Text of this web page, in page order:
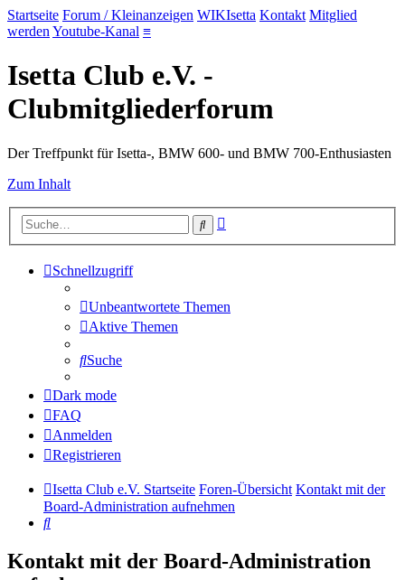
Startseite Forum / Kleinanzeigen WIKIsetta Kontakt Mitglied
werden Youtube-Kanal ≡
Isetta Club e.V. -
Clubmitgliederforum
Der Treffpunkt für Isetta-, BMW 600- und BMW 700-Enthusiasten
Zum Inhalt
Suche
Schnellzugriff
Unbeantwortete Themen
Aktive Themen
Suche
Dark mode
FAQ
Anmelden
Registrieren
Isetta Club e.V. Startseite Foren-Übersicht Kontakt mit der
Board-Administration aufnehmen
Suche
Kontakt mit der Board-Administration